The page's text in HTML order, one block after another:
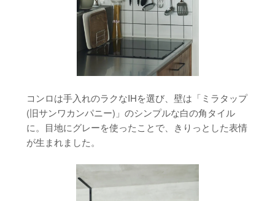
コンロは手入れのラクなIHを選び、壁は「ミラタップ
(旧サンワカンパニー)」のシンプルな白の角タイル
に。目地にグレーを使ったことで、きりっとした表情
が生まれました。